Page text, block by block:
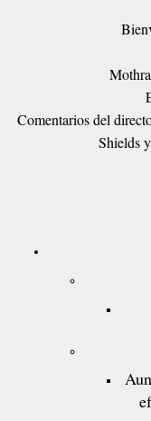
Comentarios del
Shields